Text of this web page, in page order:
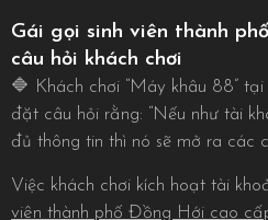
Gái gọi sinh viên thành
câu hỏi khách chơi
🔷 Khách chơi “Máy khâu 88”
đặt câu hỏi rằng: “Nếu như tài
đủ thông tin thì nó sẽ mở ra các
Việc khách chơi kích hoạt tài
viên thành phố Đồng Hới cao